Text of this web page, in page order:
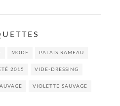
MODE PALAIS RAMEAU
2015 VIDE-DRESSING
VIOLETTE SAUVAGE